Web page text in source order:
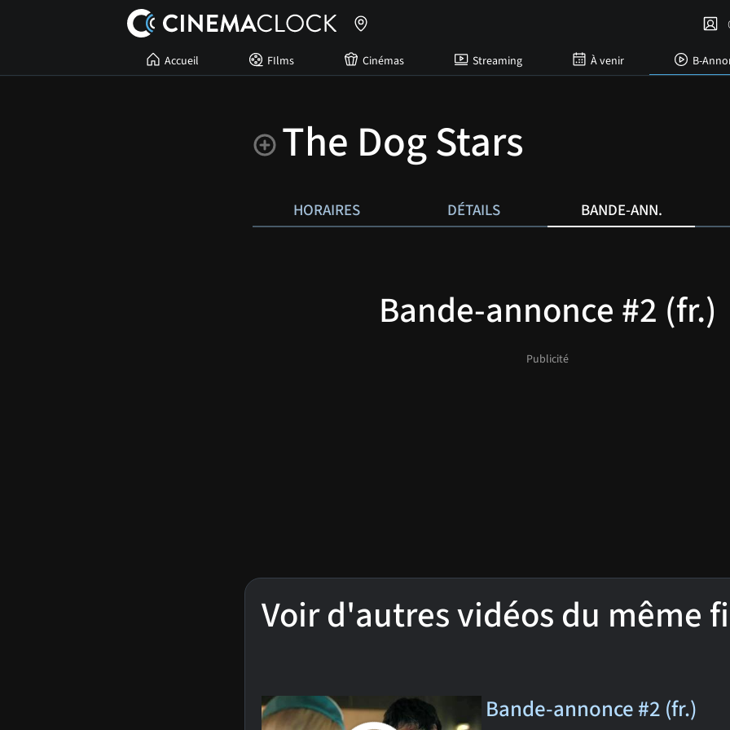
Accueil FIlms Cinémas Streaming À venir B-
The Dog Stars
HORAIRES DÉTAILS BANDE-ANN.
Bande-annonce #2 (fr.)
Voir d'autres vidéos du même
Bande-annonce #2 (fr.)